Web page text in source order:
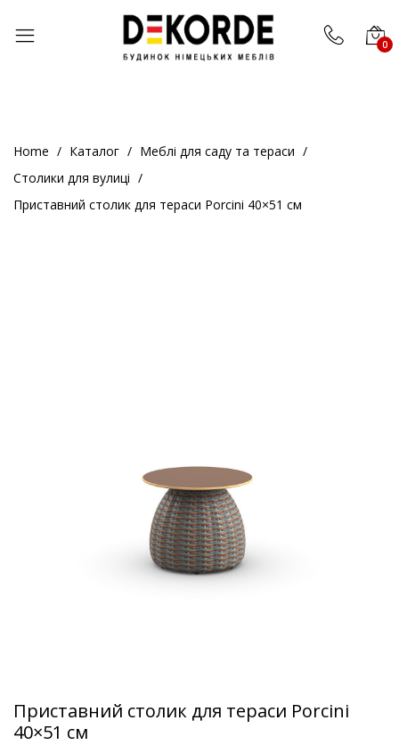
0
Home Каталог
Меблі для саду та тераси
Cтолики для вулиці
Приставний столик для тераси Porcini 40×51 см
Приставний столик для тераси Porcini
40×51 см